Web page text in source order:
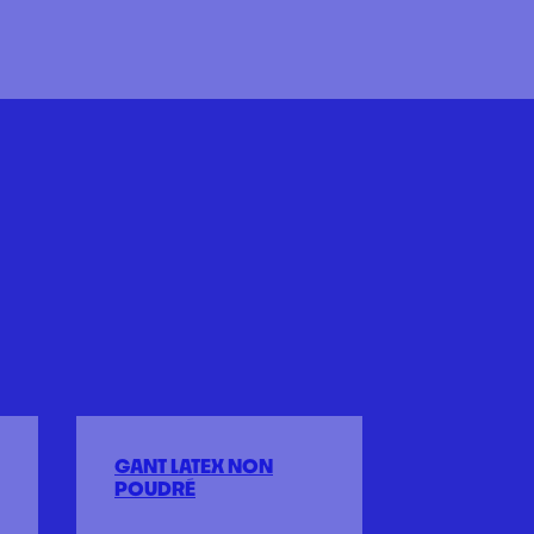
GANT LATEX NON
POUDRÉ